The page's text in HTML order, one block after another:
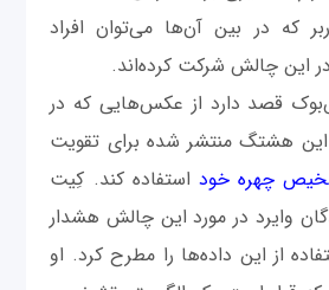
که در بین آن‌ها می‌توان افراد
این چالش شرکت کرده‌اند.
قصد دارد از عکس‌هایی که در
هشتگ منتشر شده برای تقویت
چهره خود استفاده کند. کِیت
وایرد در مورد این چالش هشدار
از این داده‌ها را مطرح کرد. او